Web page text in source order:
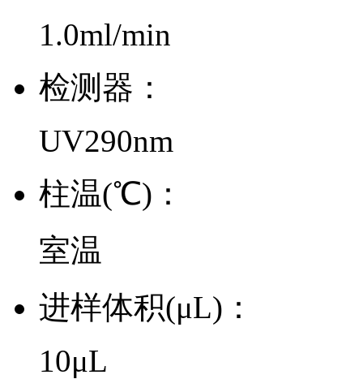
1.0ml/min
检测器：
UV290nm
柱温(℃)：
室温
进样体积(μL)：
10μL